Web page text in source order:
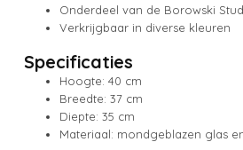
Onderdeel van de Borowski
Verkrijgbaar in diverse kleuren
Specificaties
Hoogte: 40 cm
Breedte: 37 cm
Diepte: 35 cm
Materiaal: mondgeblazen glas